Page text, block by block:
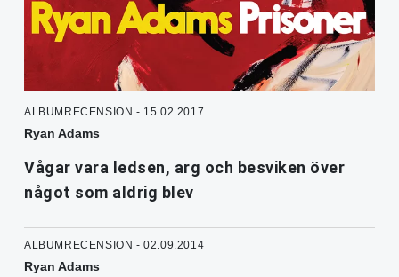
ALBUMRECENSION - 15.02.2017
Ryan Adams
Vågar vara ledsen, arg och besviken över
något som aldrig blev
ALBUMRECENSION - 02.09.2014
Ryan Adams